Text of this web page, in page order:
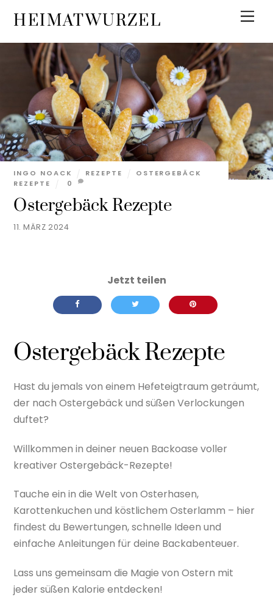
content
HEIMATWURZEL
11. MÄRZ 2024
Ostergebäck Rezepte
INGO NOACK REZEPTE
OSTERGEBÄCK
REZEPTE
0
Ostergebäck Rezepte
Hast du jemals von einem Hefeteigtraum geträumt,
der nach Ostergebäck und süßen Verlockungen
duftet?
Willkommen in deiner neuen Backoase voller
kreativer Ostergebäck-Rezepte!
Tauche ein in die Welt von Osterhasen,
Karottenkuchen und köstlichem Osterlamm – hier
findest du Bewertungen, schnelle Ideen und
einfache Anleitungen für deine Backabenteuer.
Lass uns gemeinsam die Magie von Ostern mit
jeder süßen Kalorie entdecken!